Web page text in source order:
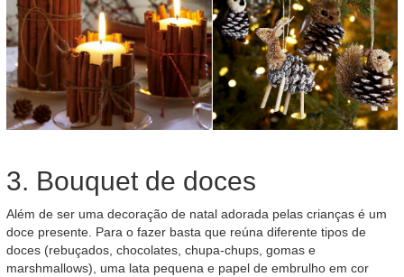
3. Bouquet de doces
Além de ser uma decoração de natal adorada pelas crianças é um
doce presente. Para o fazer basta que reúna diferente tipos de
doces (rebuçados, chocolates, chupa-chups, gomas e
marshmallows), uma lata pequena e papel de embrulho em cor